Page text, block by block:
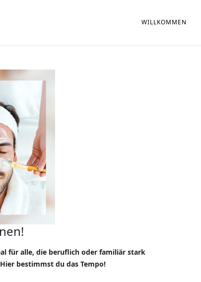
WILLKOMMEN
für alle, die beruflich oder familiär stark
bestimmst du das Tempo!